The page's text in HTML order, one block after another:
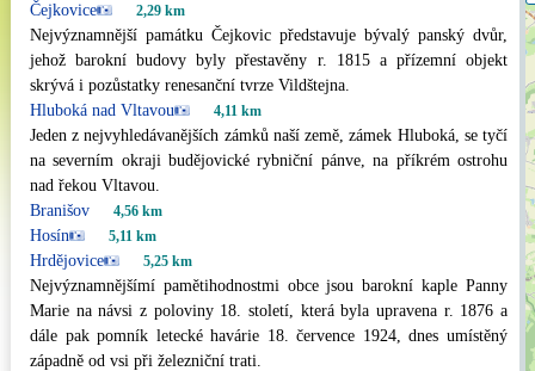
Čejkovice 2,29 km
Nejvýznamnější památku Čejkovic představuje bývalý panský dvůr,
jehož barokní budovy byly přestavěny r. 1815 a přízemní objekt
skrývá i pozůstatky renesanční tvrze Vildštejna.
Hluboká nad Vltavou
4,11 km
Jeden z nejvyhledávanějších zámků naší země, zámek Hluboká, se tyčí
na severním okraji budějovické rybniční pánve, na příkrém ostrohu
nad řekou Vltavou.
Branišov
4,56 km
Hosín 5,11 km
Hrdějovice 5,25 km
Nejvýznamnějšímí pamětihodnostmi obce jsou barokní kaple Panny
Marie na návsi z poloviny 18. století, která byla upravena r. 1876 a
dále pak pomník letecké havárie 18. července 1924, dnes umístěný
západně od vsi při železniční trati.